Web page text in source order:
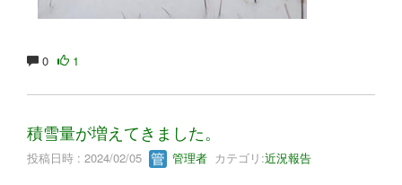
0 1
積雪量が増えてきました。
投稿日時 : 2024/02/05 管理者 カテゴリ:近況報告